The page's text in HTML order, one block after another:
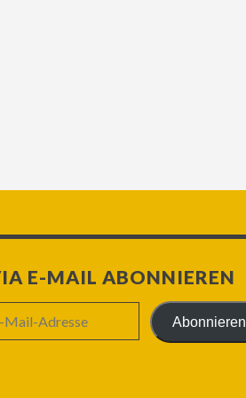
E-MAIL ABONNIEREN
Abonnieren